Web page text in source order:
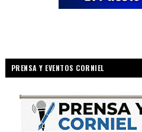
PRENSA Y EVENTOS CORNIEL